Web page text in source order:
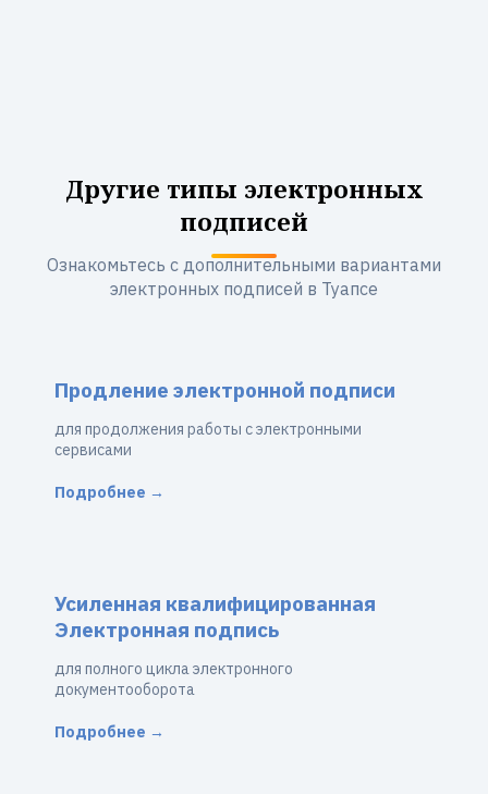
Другие типы электронных
подписей
Ознакомьтесь с дополнительными вариантами
электронных подписей в Туапсе
Продление электронной подписи
для продолжения работы с электронными
сервисами
Подробнее →
Усиленная квалифицированная
Электронная подпись
для полного цикла электронного
документооборота
Подробнее →